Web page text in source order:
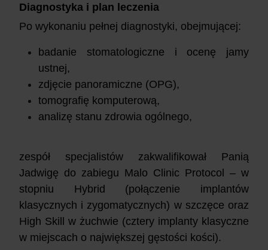
Diagnostyka i plan leczenia
Po wykonaniu pełnej diagnostyki, obejmującej:
badanie stomatologiczne i ocenę jamy
ustnej,
zdjęcie panoramiczne (OPG),
tomografię komputerową,
analizę stanu zdrowia ogólnego,
zespół specjalistów zakwalifikował Panią
Jadwigę do zabiegu Malo Clinic Protocol – w
stopniu Hybrid (połączenie implantów
klasycznych i zygomatycznych) w szczęce oraz
High Skill w żuchwie (cztery implanty klasyczne
w miejscach o największej gęstości kości).